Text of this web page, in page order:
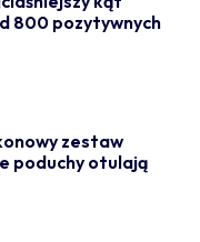
800 pozytywnych
zestaw
poduchy otulają